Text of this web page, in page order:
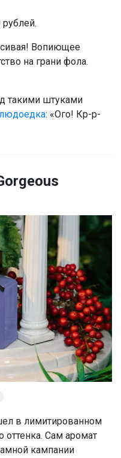
рублей.
Вопиющее
на грани фола.
такими штуками
: «Ого! Кр-р-
в лимитированном
Сам аромат
кампании